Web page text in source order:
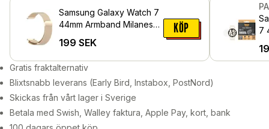
Samsung Galaxy Watch 7
44mm Armband Milanese
199 SEK
KÖP
7
Gratis fraktalternativ
Blixtsnabb leverans (Early Bird, Instabox, PostNord)
Skickas från vårt lager i Sverige
Betala med Swish, Walley faktura, Apple Pay, kort, bank